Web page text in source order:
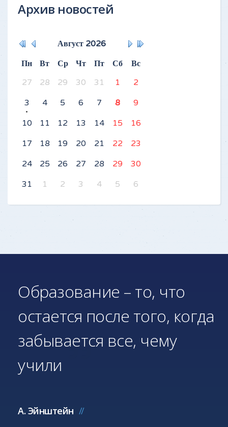
Архив новостей
Август 2026
Пн
Вт Ср Чт Пт Сб
Вс
27
28 29 30 31 1
2
3
4 5 6 7 8
9
10
11 12 13 14 15
16
17
18 19 20 21 22
23
24
25 26 27 28 29
30
31
1 2 3 4 5 6
Образование – то, что
остается после того, когда
забывается все, чему
учили
А. Эйнштейн